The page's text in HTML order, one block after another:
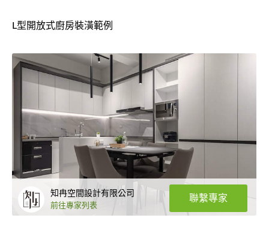
L型開放式廚房裝潢範例
知冉空間設計有限公司
前往專家列表
聯繫專家